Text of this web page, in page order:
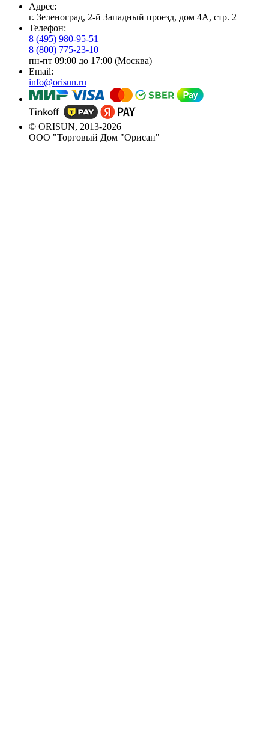
Адрес:
г. Зеленоград, 2-й Западный проезд, дом 4А, стр. 2
Телефон:
8 (495) 980-95-51
8 (800) 775-23-10
пн-пт 09:00 до 17:00 (Москва)
Email:
info@orisun.ru
© ORISUN, 2013-2026
ООО "Торговый Дом "Орисан"